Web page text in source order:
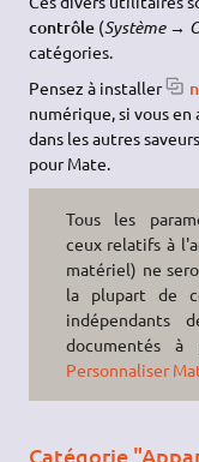
contrôle (Système →
catégories.
Pensez à installer
numérique, si vous
dans les autres
pour Mate.
Tous les
ceux relatifs à
matériel) ne
la plupart de
indépendants
documentés à
Personnaliser
Catégorie